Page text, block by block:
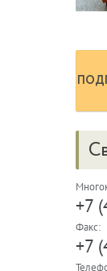
+7
Факс:
+7